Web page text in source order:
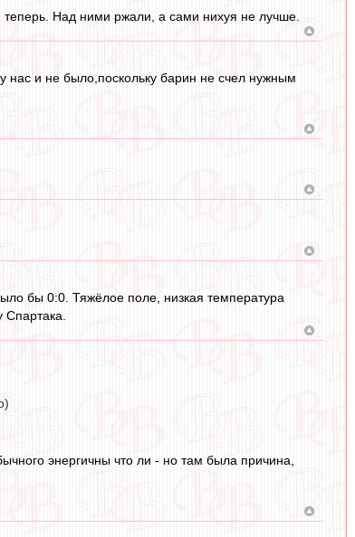
Над ними ржали, а сами нихуя не лучше.
нас и не было,поскольку барин не счел нужным
бы 0:0. Тяжёлое поле, низкая температура
энергичны что ли - но там была причина,